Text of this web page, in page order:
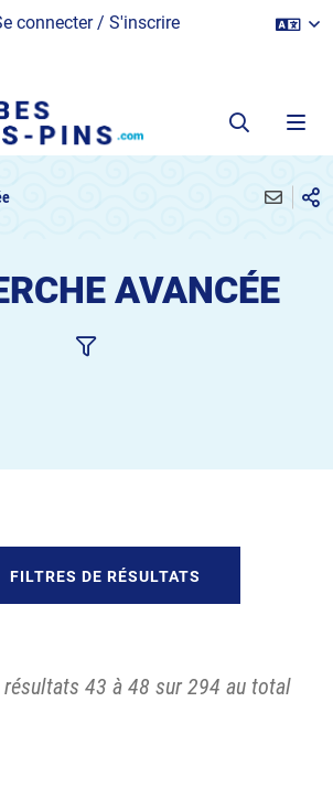
connecter / S'inscrire
AVANCÉE
43 à 48 sur 294 au total
FILTRES DE RÉSULTATS